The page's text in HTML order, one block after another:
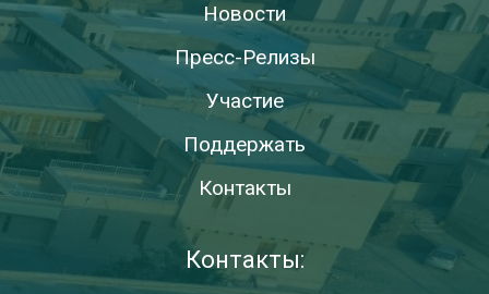
Новости
Пресс-Релизы
Участие
Поддержать
Контакты
Контакты: